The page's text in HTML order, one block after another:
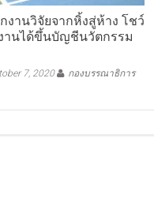
งานวิจัยจากหิ้งสู่ห้าง โชว์
านได้ขึ้นบัญชีนวัตกรรม
7, 2020
กองบรรณาธิการ